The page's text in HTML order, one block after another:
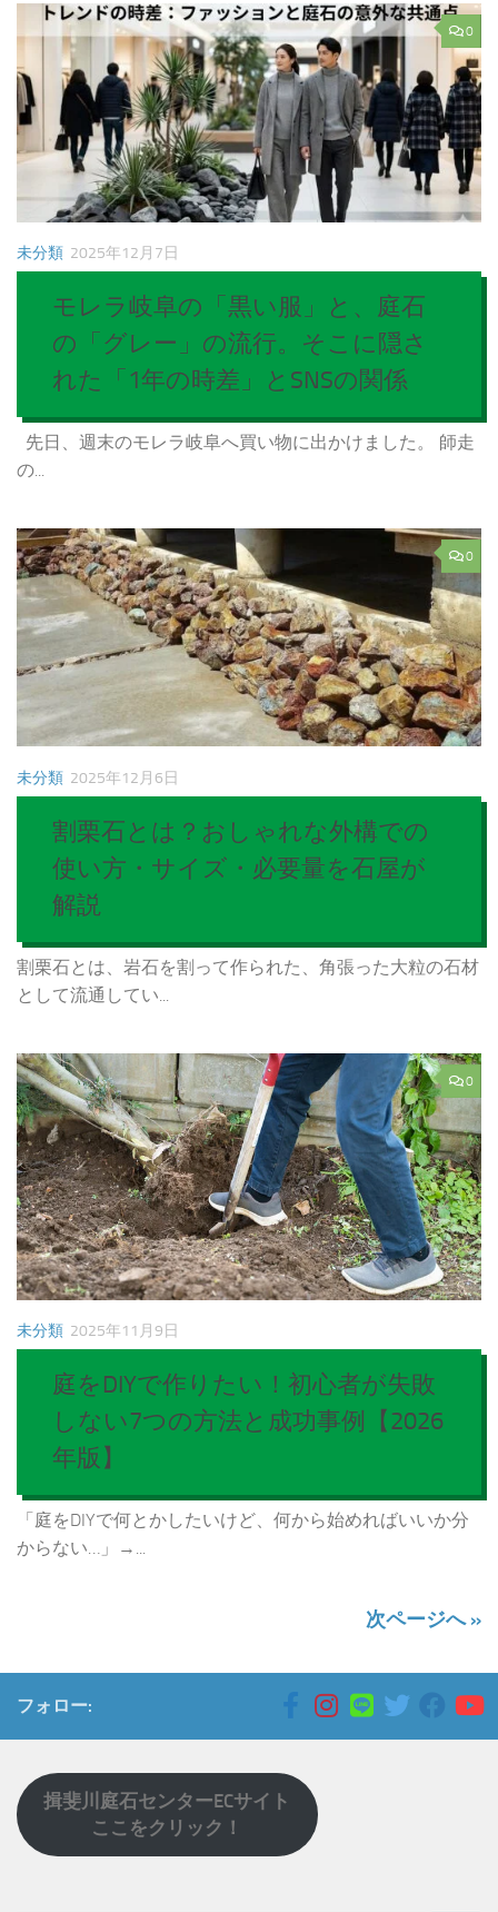
0
未分類 2025年12月7日
モレラ岐阜の「黒い服」と、庭石
の「グレー」の流行。そこに隠さ
れた「1年の時差」とSNSの関係
先日、週末のモレラ岐阜へ買い物に出かけました。 師走
の...
0
未分類 2025年12月6日
割栗石とは？おしゃれな外構での
使い方・サイズ・必要量を石屋が
解説
割栗石とは、岩石を割って作られた、角張った大粒の石材
として流通してい...
0
未分類 2025年11月9日
庭をDIYで作りたい！初心者が失敗
しない7つの方法と成功事例【2026
年版】
「庭をDIYで何とかしたいけど、何から始めればいいか分
からない…」→...
次ページへ »
フォロー:
揖斐川庭石センターECサイト
ここをクリック！